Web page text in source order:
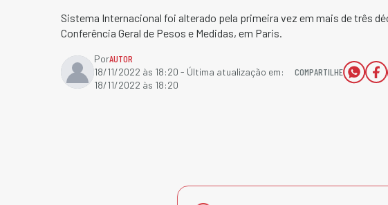
Sistema Internacional foi alterado pela primeira vez em mais de três
Conferência Geral de Pesos e Medidas, em Paris.
PorAUTOR
18/11/2022 às 18:20 - Última atualização em:
18/11/2022 às 18:20
COMPARTILHE